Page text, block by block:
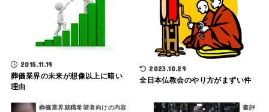
2015.11.19
葬儀業界の未来が想像以上に暗い
理由
2023.10.29
全日本仏教会のやり方がまずい件
葬儀業界就職希望者向けの内容 書評